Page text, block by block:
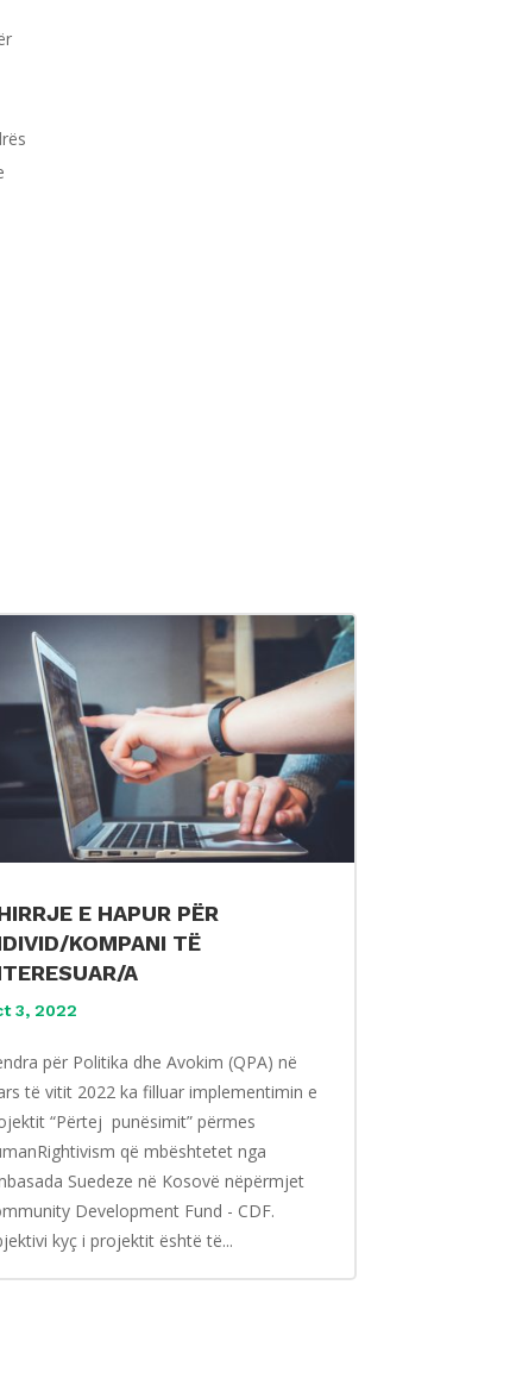
E HAPUR PËR
KOMPANI TË
A
3, 2022
për Politika dhe Avokim (QPA) në
të vitit 2022 ka filluar implementimin e
“Përtej punësimit” përmes
që mbështetet nga
Suedeze në Kosovë nëpërmjet
Development Fund - CDF.
kyç i projektit është të...